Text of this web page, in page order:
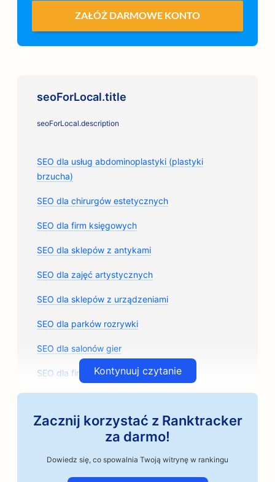
ZAŁÓŻ DARMOWE KONTO
seoForLocal.title
seoForLocal.description
SEO dla usług abdominoplastyki (plastyki
brzucha)
SEO dla chirurgów estetycznych
SEO dla firm księgowych
SEO dla sklepów z antykami
SEO dla zajęć artystycznych
SEO dla sklepów z urządzeniami
SEO dla parków rozrywki
SEO dla salonów gier
SEO dla firm architektonicznych
SEO dla sklepów z częściami samochodowymi
Kontynuuj czytanie
Zacznij korzystać z Ranktracker
za darmo!
Dowiedz się, co spowalnia Twoją witrynę w rankingu